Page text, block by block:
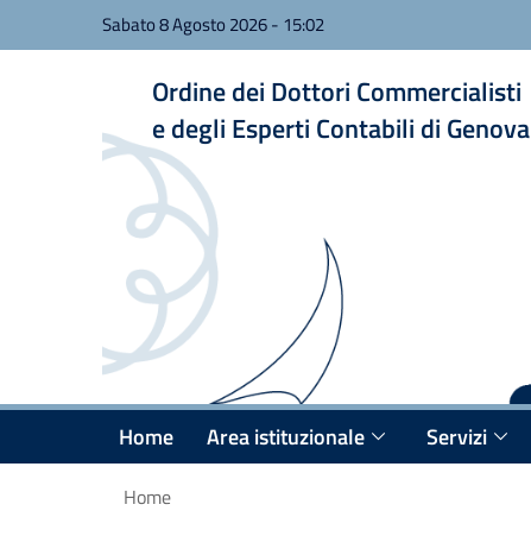
Sabato 8 Agosto 2026- 15:02
Ordine dei Dottori Commercialisti
e degli Esperti Contabili di Genova
Home Area istituzionale Servizi
Home